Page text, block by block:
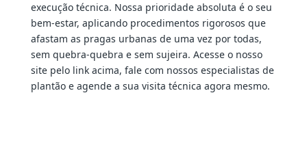
execução técnica. Nossa prioridade absoluta é o seu
bem-estar, aplicando procedimentos rigorosos que
afastam as pragas urbanas de uma vez por todas,
sem quebra-quebra e sem sujeira. Acesse o nosso
site pelo link acima, fale com nossos especialistas de
plantão e agende a sua visita técnica agora mesmo.